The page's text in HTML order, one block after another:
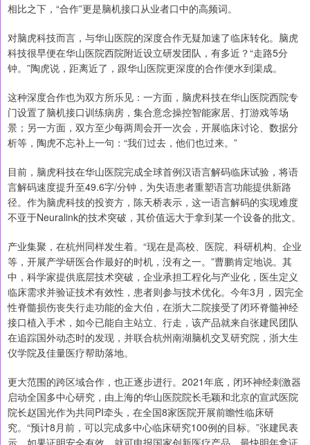
相比之下，“合作”更是脑机接口从业者口中的高频词。
对脑虎科技而言，与华山医院的深度合作无疑加速了临床转化。脑虎
科技很早便在华山医院西院附近设立研发团队，有多近？“走路5分
钟。”陶虎说，距离近了，跟华山医院更深度的合作便水到渠成。
这种深度合作也为双方所乐见：一方面，脑虎科技在华山医院西院专
门设置了脑机接口训练病房，集合意念操控智能家居、打游戏等场
景；另一方面，双方至少每两周会开一次会，开展临床讨论、数据分
析等，陶虎不忘补上一句：“我们过去，他们也过来。”
目前，脑虎科技在华山医院完成全球首例汉语言解码临床试验，将语
言解码速度提升至49.6字/分钟，为失语患者重塑语言功能提供新路
径。作为脑虎科技的投资方，陈天桥表示，这一语言解码的实现难度
不亚于Neuralink的技术突破，其价值远大于拿到某一个设备的批文。
产业集聚，在杭州同样发生着。“现在是高校、医院、科研机构、企业
等，开展产学研医合作最好的时机，没有之一。”曹鹏肯定地说。其
中，科学家提供底层技术突破，企业承担工程化与产业化，医生定义
临床需求并验证技术有效性，患者则参与技术优化。今年3月，因完全
性脊髓损伤丧失行走功能的金大伯，在浙大二院接受了闭环脊髓神经
接口植入手术，如今已能自主站立、行走，该产品就来自张建民团队
在追踪国外动态时的发现，并联合杭州南湖脑机交叉研究院，浙大生
仪学院及佳量医疗帮助落地。
更大范围的跨区域合作，也正逐步进行。2021年底，闭环神经刺激器
启动全国多中心研究，由上海的华山医院院长毛颖和北京的宣武医院
院长赵国光作为共同PI牵头，在全国8家医院开展前瞻性临床研
究。“预计8月前，可以完成多中心临床研究100例的目标。”张建民表